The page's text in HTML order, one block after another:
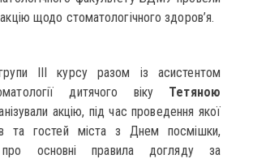
щодо стоматологічного здоров’я.
ІІІ курсу разом із асистентом
дитячого віку Тетяною
акцію, під час проведення якої
та гостей міста з Днем посмішки,
про основні правила догляду за